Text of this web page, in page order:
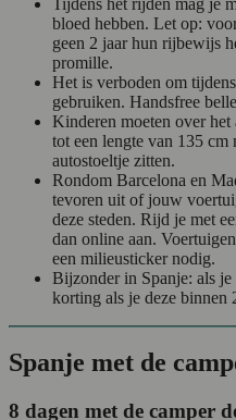
bloed hebben. Let op:
geen 2 jaar hun rijbewijs
promille.
Het is verboden om
gebruiken. Handsfree
Kinderen moeten over
tot een lengte van 135 cm
autostoeltje zitten.
Rondom Barcelona en
tevoren uit of jouw
deze steden. Rijd je met
dan online aan.
een milieusticker nodig.
Bijzonder in Spanje: als
korting als je deze binnen
Spanje met de
8 dagen met de camper